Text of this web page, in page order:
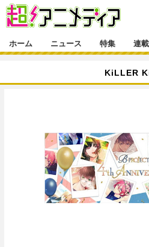
映画
グッズ
声優
インタビュー
ラキりす
連載マンガ一覧
番組・動画
番組・動画一覧
動画
連載・ブログ
連載・ブログ一覧
ホーム ニュース 特集 連
KiLLER